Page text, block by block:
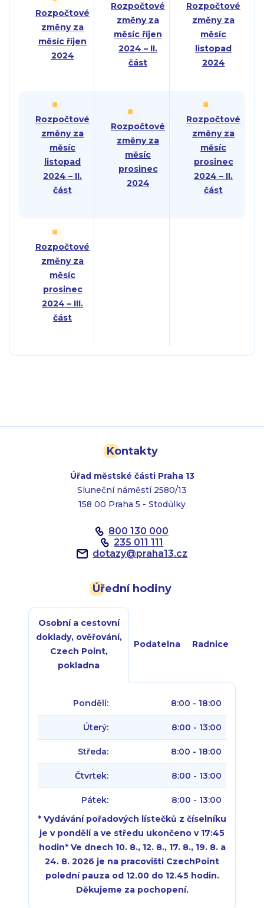
Rozpočtové
změny za
měsíc říjen
2024
Rozpočtové
změny za
měsíc říjen
2024 – II.
část
Rozpočtové
změny za
měsíc
listopad
2024
Rozpočtové
změny za
měsíc
listopad
2024 – II.
část
Rozpočtové
změny za
měsíc
prosinec
2024
Rozpočtové
změny za
měsíc
prosinec
2024 – II.
část
Rozpočtové
změny za
měsíc
prosinec
2024 – III.
část
Kontakty
Úřad městské části Praha 13
Sluneční náměstí 2580/13
158 00 Praha 5 - Stodůlky
800 130 000
235 011 111
dotazy@praha13.cz
Úřední hodiny
Osobní a cestovní
doklady, ověřování,
Czech Point,
pokladna
Podatelna Radnice
Pondělí: 8:00 - 18:00
Úterý: 8:00 - 13:00
Středa: 8:00 - 18:00
Čtvrtek: 8:00 - 13:00
Pátek:
8:00 - 13:00
* Vydávání pořadových lístečků z číselníku
je v pondělí a ve středu ukončeno v 17:45
hodin* Ve dnech 10. 8., 12. 8., 17. 8., 19. 8. a
24. 8. 2026 je na pracovišti CzechPoint
polední pauza od 12.00 do 12.45 hodin.
Děkujeme za pochopení.